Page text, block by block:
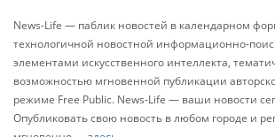
News-Life — паблик новостей в календарном
технологичной новостной информационно-
элементами искусственного интеллекта,
возможностью мгновенной публикации
режиме Free Public. News-Life — ваши новости
Опубликовать свою новость в любом городе и